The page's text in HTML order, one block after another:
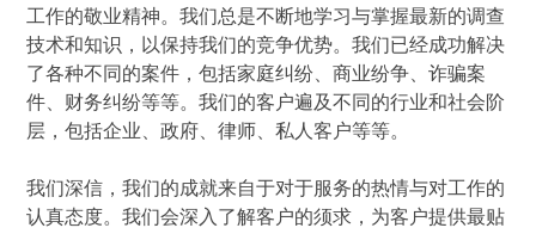
工作的敬业精神。我们总是不断地学习与掌握最新的调查
技术和知识，以保持我们的竞争优势。我们已经成功解决
了各种不同的案件，包括家庭纠纷、商业纷争、诈骗案
件、财务纠纷等等。我们的客户遍及不同的行业和社会阶
层，包括企业、政府、律师、私人客户等等。
我们深信，我们的成就来自于对于服务的热情与对工作的
认真态度。我们会深入了解客户的须求，为客户提供最贴